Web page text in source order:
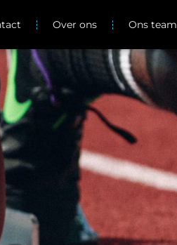
Over ons Ons team